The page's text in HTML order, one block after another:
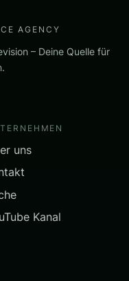
AGENCY
– Deine Quelle für
uns
Kanal